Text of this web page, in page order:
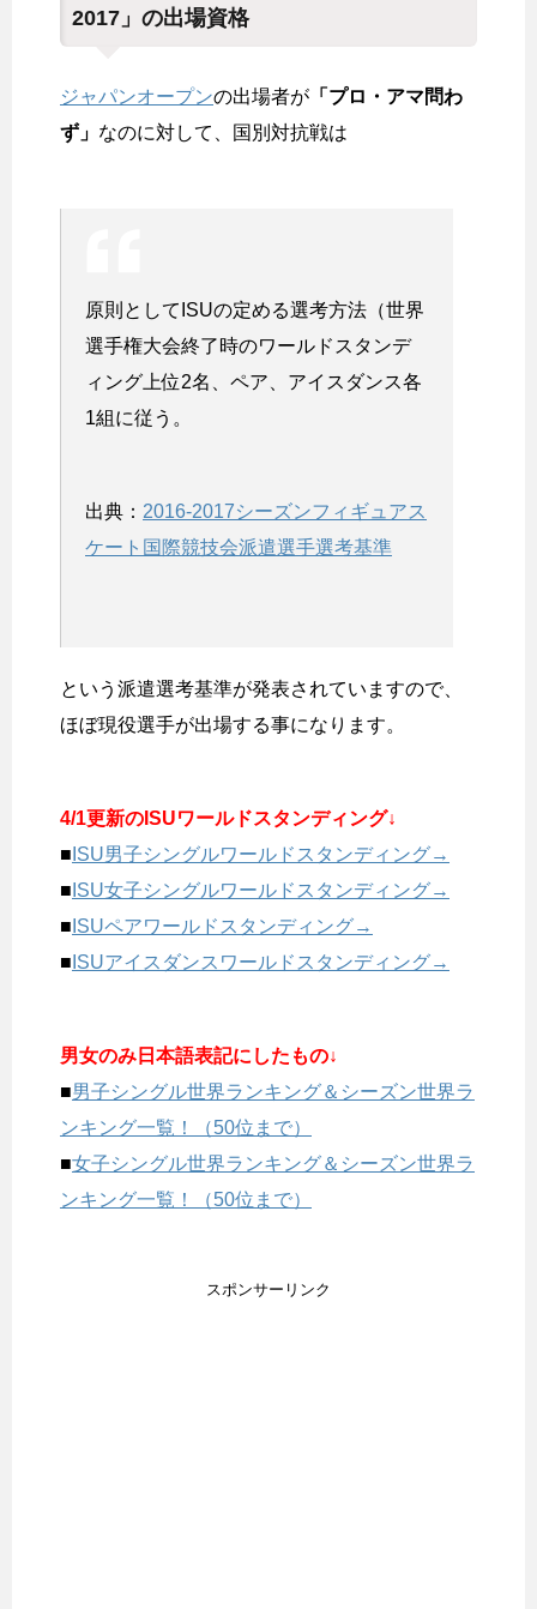
2017」の出場資格
ジャパンオープンの出場者が 「プロ・アマ問わ
ず」 なのに対して、国別対抗戦は
原則としてISUの定める選考方法（世界
選手権大会終了時のワールドスタンデ
ィング上位2名、ペア、アイスダンス各
1組に従う。
出典： 2016-2017シーズンフィギュアス
ケート国際競技会派遣選手選考基準
という派遣選考基準が発表されていますので、
ほぼ現役選手が出場する事になります。
4/1更新のISUワールドスタンディング↓
■ ISU男子シングルワールドスタンディング→
■ ISU女子シングルワールドスタンディング→
■ ISUペアワールドスタンディング→
■ ISUアイスダンスワールドスタンディング→
男女のみ日本語表記にしたもの↓
■男子シングル世界ランキング＆シーズン世界ラ
ンキング一覧！（50位まで）
■女子シングル世界ランキング＆シーズン世界ラ
ンキング一覧！（50位まで）
スポンサーリンク